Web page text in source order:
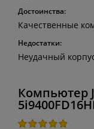
Достоинства:
Качественные
Недостатки:
Неудачный
Компьютер